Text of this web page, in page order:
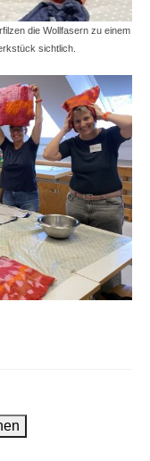
die Wollfasern zu einem
sichtlich.